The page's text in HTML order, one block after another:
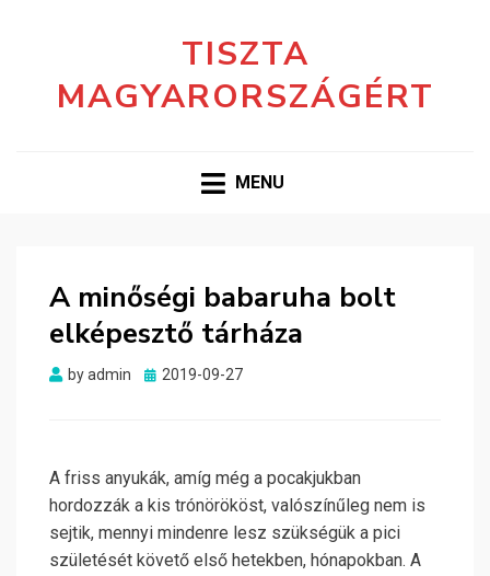
TISZTA
MAGYARORSZÁGÉRT
MENU
A minőségi babaruha bolt
elképesztő tárháza
byadmin
Posted
2019-09-27
A friss anyukák, amíg még a pocakjukban
hordozzák a kis trónörököst, valószínűleg nem is
sejtik, mennyi mindenre lesz szükségük a pici
születését követő első hetekben, hónapokban. A